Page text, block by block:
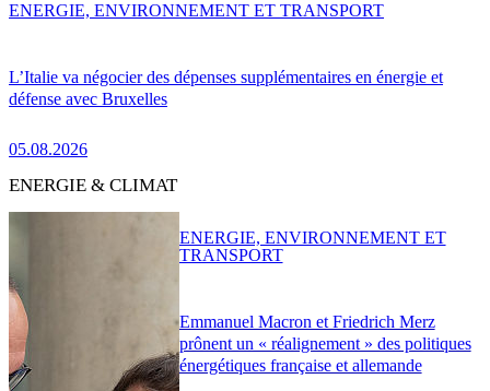
L’Italie va négocier des dépenses supplémentaires en énergie et
défense avec Bruxelles
05.08.2026
ENERGIE, ENVIRONNEMENT ET TRANSPORT
ENERGIE & CLIMAT
Emmanuel Macron et Friedrich Merz
prônent un « réalignement » des politiques
énergétiques française et allemande
ENERGIE, ENVIRONNEMENT ET
TRANSPORT